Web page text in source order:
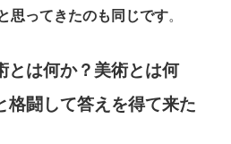
思ってきたのも同じです
とは何か？美術とは何
格闘して答えを得て来た